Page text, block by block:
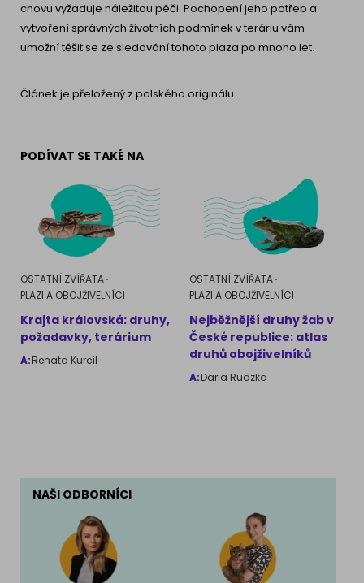
chovu vyžaduje náležitou péči. Pochopení jeho potřeb a
vytvoření správných životních podmínek v teráriu vám
umožní těšit se ze sledování tohoto plaza po mnoho let.
Článek je přeložený z polského originálu.
PODÍVAT SE TAKÉ NA
OSTATNÍ ZVÍŘATA
PLAZI A OBOJŽIVELNÍCI
Krajta královská: druhy,
požadavky, terárium
A:Renata Kurcil
OSTATNÍ ZVÍŘATA
PLAZI A OBOJŽIVELNÍCI
Nejběžnější druhy žab v
České republice: atlas
druhů obojživelníků
A:Daria Rudzka
NAŠI ODBORNÍCI